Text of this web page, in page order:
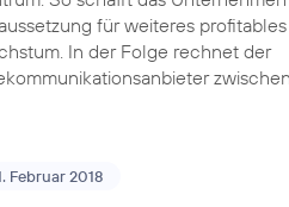
für weiteres profitables
In der Folge rechnet der
Februar 2018